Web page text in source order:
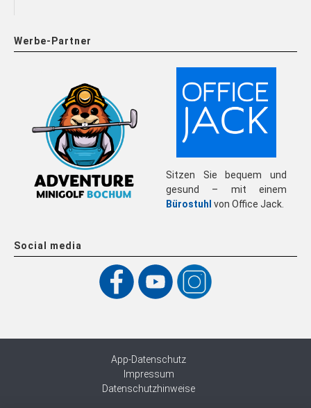
Werbe-Partner
Sitzen Sie bequem und
gesund – mit einem
Bürostuhl von Office Jack.
Social media
App-Datenschutz
Impressum
Datenschutzhinweise